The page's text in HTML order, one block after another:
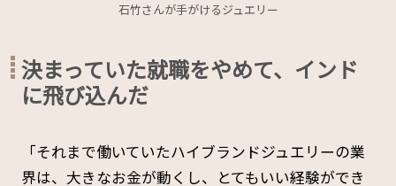
石竹さんが手がけるジュエリー
決まっていた就職をやめて、インド
に飛び込んだ
「それまで働いていたハイブランドジュエリーの業
界は、大きなお金が動くし、とてもいい経験ができ